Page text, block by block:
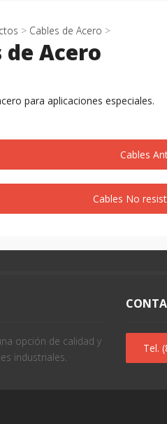
> Cables de Acero >
de Acero
para aplicaciones especiales.
Cables
Cables No
opción de calidad y
industriales.
Tel.